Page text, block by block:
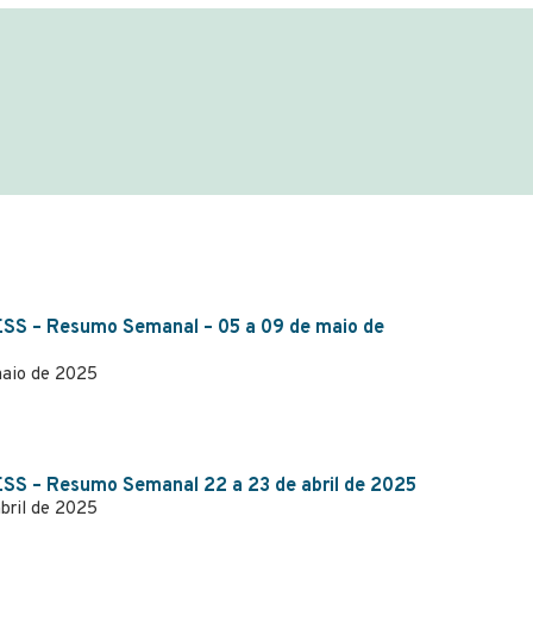
– Resumo Semanal – 05 a 09 de maio de
de 2025
– Resumo Semanal 22 a 23 de abril de 2025
de 2025